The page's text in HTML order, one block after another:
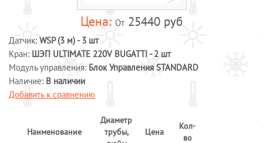
Шкафы управления обогревом
Готовые комплекты для обогрева
водопровода
Обогрев бетона
Системы обогрева пола
Специальные кабели
Системы защиты от протечек воды
Обогрев морозильных камер
От 25440 руб
Датчик: WSP (3 м) - 3 шт
Кран: ШЭП ULTIMATE 220V BUGATTI - 2 шт
Модуль управления: Блок Управления STANDARD
Наличие: В наличии
Добавить к сравнению
Наименование
Диаметр
трубы,
Цена
Кол-
во